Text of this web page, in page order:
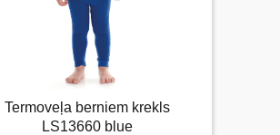
Termoveļa berniem krekls
LS13660 blue
Termoveļa berniem krekls LS13660
blue